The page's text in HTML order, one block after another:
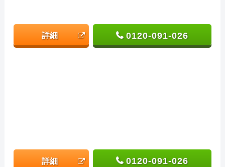
詳細 0120-091-026
詳細 0120-091-026